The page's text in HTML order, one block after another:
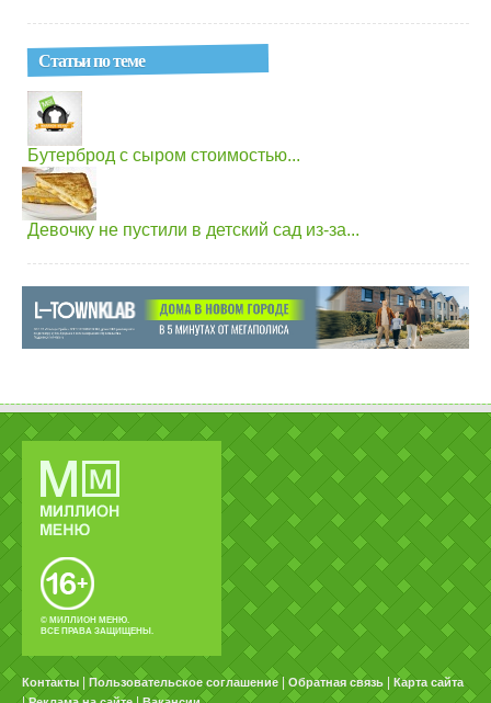
Статьи по теме
Бутерброд с сыром стоимостью...
Девочку не пустили в детский сад из-за...
© МИЛЛИОН МЕНЮ.
ВСЕ ПРАВА ЗАЩИЩЕНЫ.
Контакты Пользовательское соглашение Обратная связь Карта сайта